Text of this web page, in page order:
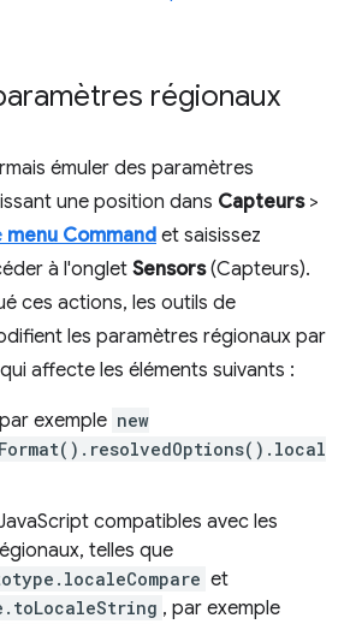
régionaux
émuler des paramètres
une position dans Capteurs>
menu Command et saisissez
à l'onglet Sensors(Capteurs).
ces actions, les outils de
les paramètres régionaux par
affecte les éléments suivants :
exemple new
compatibles avec les
telles que
et
, par exemple